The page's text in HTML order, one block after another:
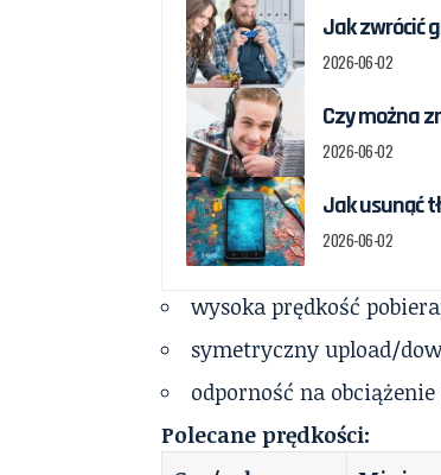
Jak zwrócić
2026-06-02
Czy można
2026-06-02
Jak usunąć
2026-06-02
wysoka prędkość
symetryczny upload/
odporność na
Polecane prędkości: